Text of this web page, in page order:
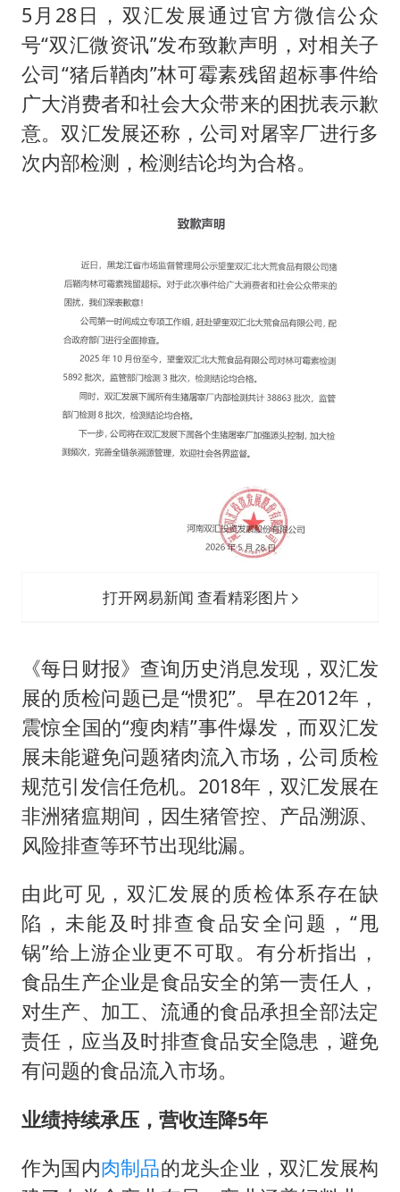
5月28日，双汇发展通过官方微信公众
号“双汇微资讯”发布致歉声明，对相关子
公司“猪后鞧肉”林可霉素残留超标事件给
广大消费者和社会大众带来的困扰表示歉
意。双汇发展还称，公司对屠宰厂进行多
次内部检测，检测结论均为合格。
打开网易新闻 查看精彩图片
《每日财报》查询历史消息发现，双汇发
展的质检问题已是“惯犯”。早在2012年，
震惊全国的“瘦肉精”事件爆发，而双汇发
展未能避免问题猪肉流入市场，公司质检
规范引发信任危机。2018年，双汇发展在
非洲猪瘟期间，因生猪管控、产品溯源、
风险排查等环节出现纰漏。
由此可见，双汇发展的质检体系存在缺
陷，未能及时排查食品安全问题，“甩
锅”给上游企业更不可取。有分析指出，
食品生产企业是食品安全的第一责任人，
对生产、加工、流通的食品承担全部法定
责任，应当及时排查食品安全隐患，避免
有问题的食品流入市场。
业绩持续承压，营收连降5年
作为国内肉制品的龙头企业，双汇发展构